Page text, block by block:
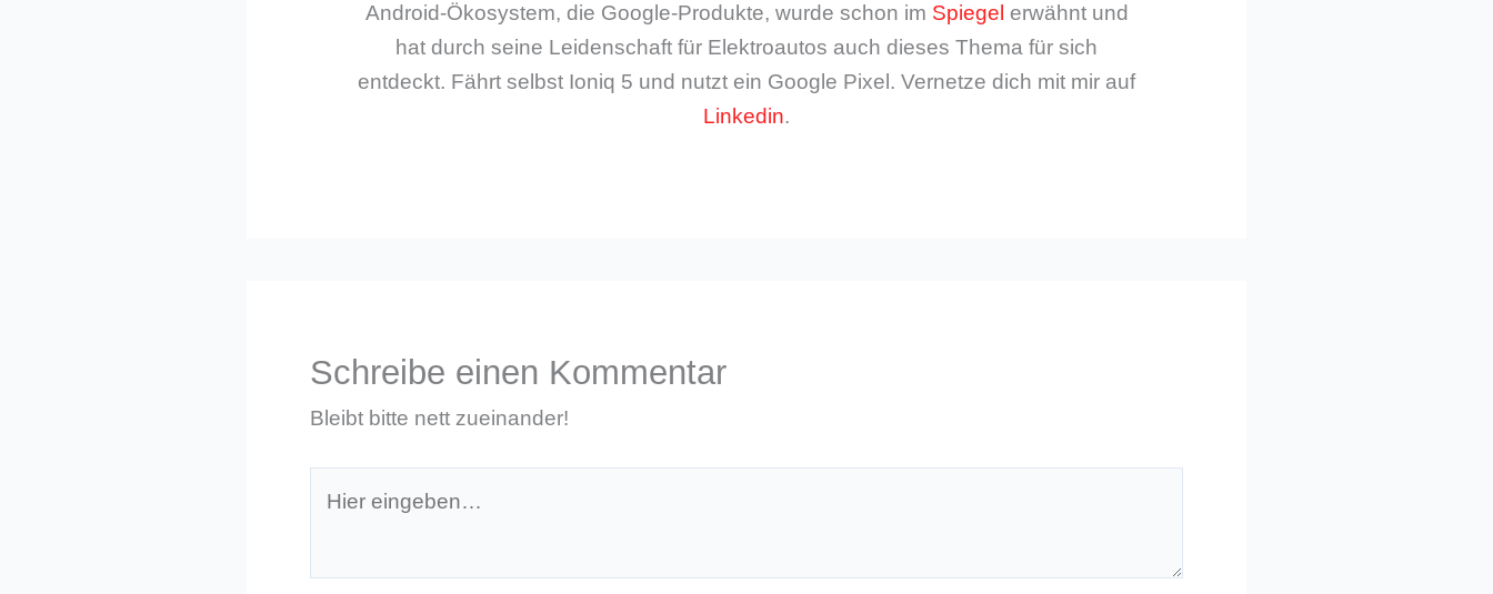
Android-Ökosystem, die Google-Produkte, wurde schon im Spiegel erwähnt und
hat durch seine Leidenschaft für Elektroautos auch dieses Thema für sich
entdeckt. Fährt selbst Ioniq 5 und nutzt ein Google Pixel. Vernetze dich mit mir auf
Linkedin.
Schreibe einen Kommentar
Bleibt bitte nett zueinander!
eingeben…